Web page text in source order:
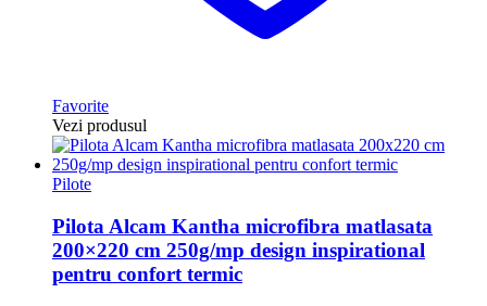
Favorite
Vezi produsul
Pilote
Pilota Alcam Kantha microfibra matlasata
200×220 cm 250g/mp design inspirational
pentru confort termic